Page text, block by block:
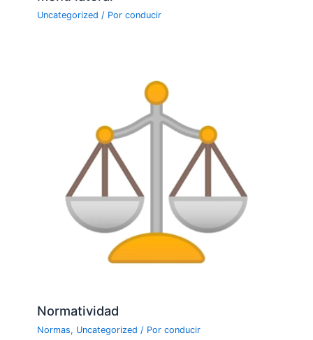
Uncategorized / Por conducir
Normatividad
Normas, Uncategorized / Por conducir